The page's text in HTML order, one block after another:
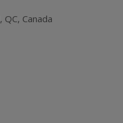
, QC, Canada